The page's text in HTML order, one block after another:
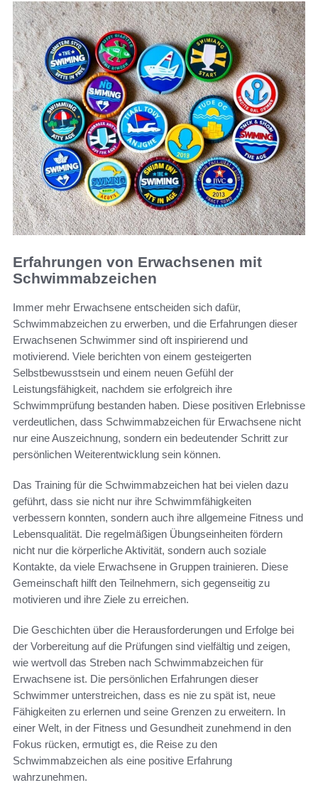
Erfahrungen von Erwachsenen mit
Schwimmabzeichen
Immer mehr Erwachsene entscheiden sich dafür,
Schwimmabzeichen zu erwerben, und die Erfahrungen dieser
Erwachsenen Schwimmer sind oft inspirierend und
motivierend. Viele berichten von einem gesteigerten
Selbstbewusstsein und einem neuen Gefühl der
Leistungsfähigkeit, nachdem sie erfolgreich ihre
Schwimmprüfung bestanden haben. Diese positiven Erlebnisse
verdeutlichen, dass Schwimmabzeichen für Erwachsene nicht
nur eine Auszeichnung, sondern ein bedeutender Schritt zur
persönlichen Weiterentwicklung sein können.
Das Training für die Schwimmabzeichen hat bei vielen dazu
geführt, dass sie nicht nur ihre Schwimmfähigkeiten
verbessern konnten, sondern auch ihre allgemeine Fitness und
Lebensqualität. Die regelmäßigen Übungseinheiten fördern
nicht nur die körperliche Aktivität, sondern auch soziale
Kontakte, da viele Erwachsene in Gruppen trainieren. Diese
Gemeinschaft hilft den Teilnehmern, sich gegenseitig zu
motivieren und ihre Ziele zu erreichen.
Die Geschichten über die Herausforderungen und Erfolge bei
der Vorbereitung auf die Prüfungen sind vielfältig und zeigen,
wie wertvoll das Streben nach Schwimmabzeichen für
Erwachsene ist. Die persönlichen Erfahrungen dieser
Schwimmer unterstreichen, dass es nie zu spät ist, neue
Fähigkeiten zu erlernen und seine Grenzen zu erweitern. In
einer Welt, in der Fitness und Gesundheit zunehmend in den
Fokus rücken, ermutigt es, die Reise zu den
Schwimmabzeichen als eine positive Erfahrung
wahrzunehmen.